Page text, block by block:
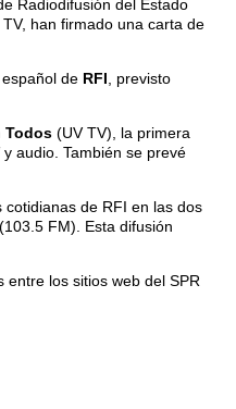
Radiodifusión del Estado
han firmado una carta de
de RFI , previsto
Todos (UV TV), la primera
audio. También se prevé
de RFI en las dos
FM). Esta difusión
los sitios web del SPR